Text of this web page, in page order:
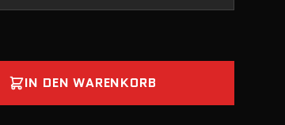
IN DEN WARENKORB